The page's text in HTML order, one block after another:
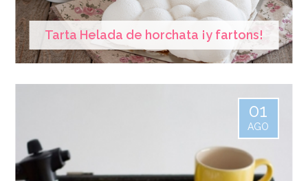
Tarta Helada de horchata ¡y fartons!
01
AGO